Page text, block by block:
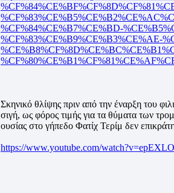
%CF%84%CE%B7%CE%BD-
%CF%83%CE%B9%CE%B3%CE%AE-
Σκηνικό θλίψης πριν από την έναρξη του
σιγή, ως φόρος τιμής για τα θύματα των
ουσίας στο γήπεδο Φατίχ Τερίμ δεν
https://www.youtube.com/